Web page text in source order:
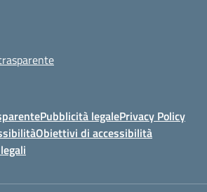
Pubblicità legalePrivacy Policy
Obiettivi di accessibilità